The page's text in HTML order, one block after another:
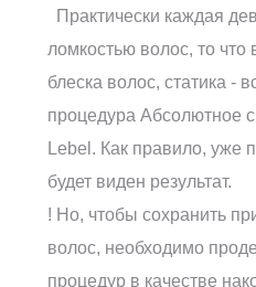
Практически каждая
ломкостью волос, то
блеска волос, статика -
процедура Абсолютное
Lebel. Как правило, уже
будет виден результат.
! Но, чтобы сохранить
волос, необходимо
процедур в качестве